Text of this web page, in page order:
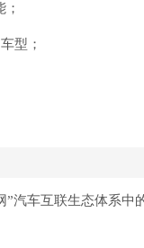
型；
”汽车互联生态体系